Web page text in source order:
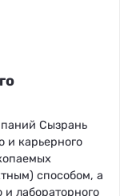
Сызрань
и карьерного
способом, а
и лабораторного